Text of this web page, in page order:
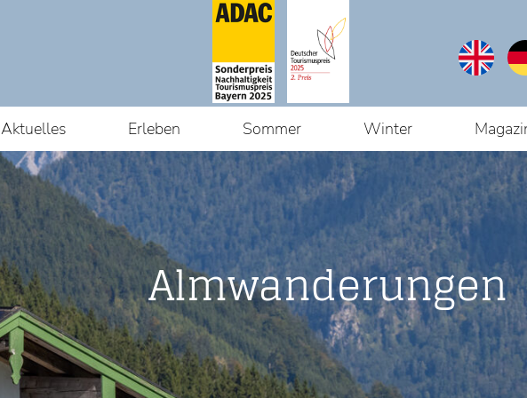
Aktuelles Erleben Sommer Winter
Almwanderungen